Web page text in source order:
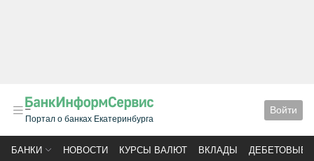
Портал о банках Екатеринбурга
Войти
БАНКИ НОВОСТИ КУРСЫ ВАЛЮТ ВКЛАДЫ ДЕБЕТОВЫЕ